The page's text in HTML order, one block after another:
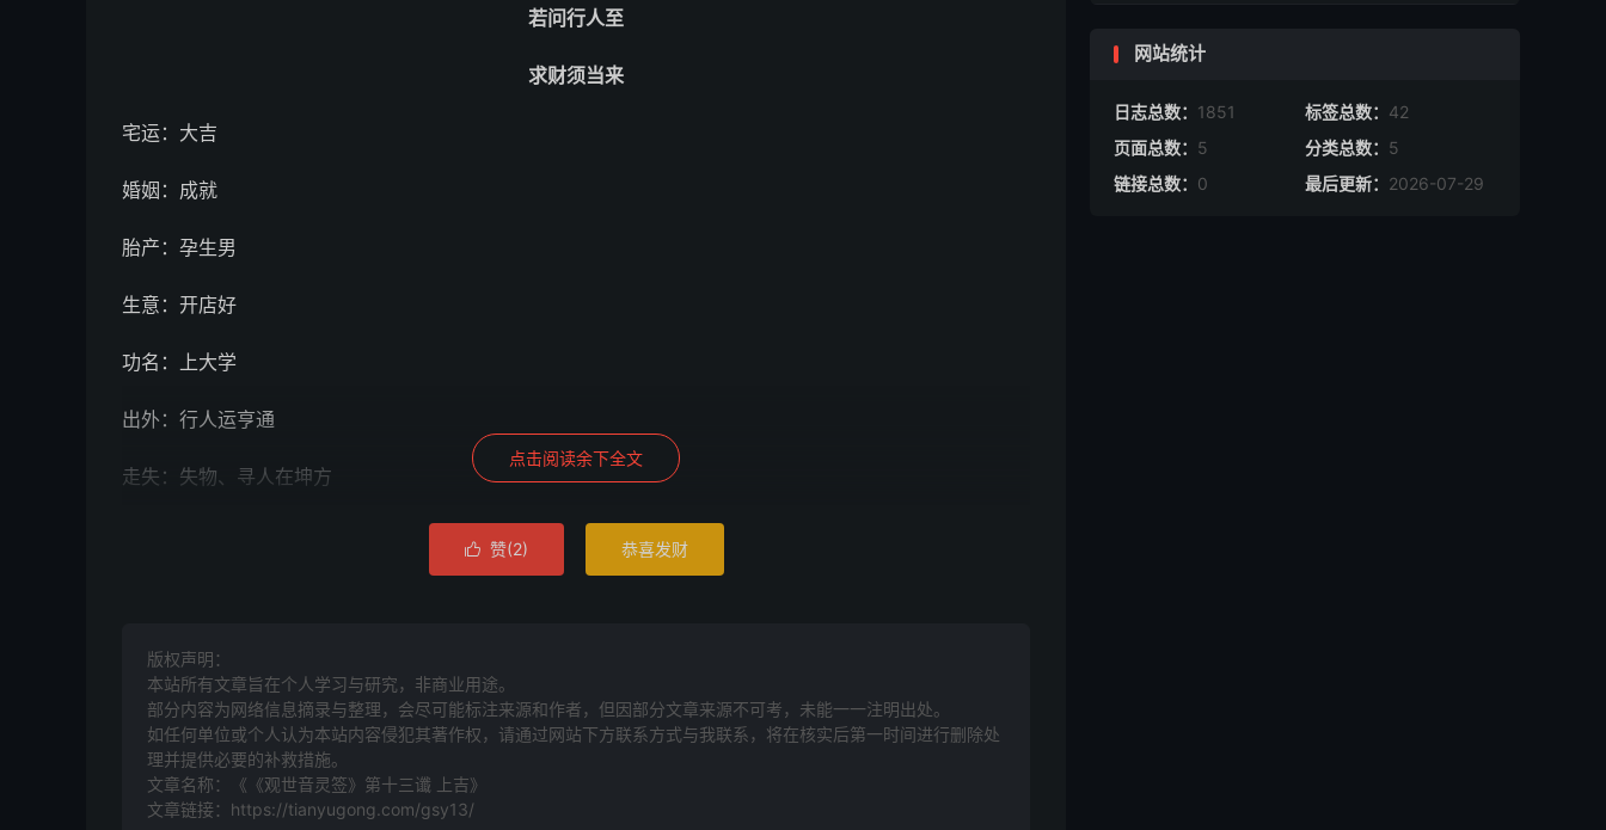
若问行人至
求财须当来
宅运：大吉
婚姻：成就
胎产：孕生男
生意：开店好
功名：上大学
出外：行人运亨通
走失：失物、寻人在坤方
占病：干犯东北方，出酗酒恍惚闹事，起因得病，冲杨府部下，硐内山魈、五鬼、外神、飞砂走石、
身，身体欠佳，寒热交煎，冷痰，火迷心，四肢乏力，颠倒糊语，肚中腰部疼痛，心头廹作，冲横路男家先
作弄，床内久年碗瓷器，可以移动，宜用谢外神草船桃茅收扫，老人求寿祈安平安
小儿：冲东北方，游嬉夫人、迷魂童子、五通圣王，病不时发热，骨节抽筋，有痰症，眩迷青惊，内外小儿
亡女家先一口作祟，宜收魂，经文祭家先吉
点击阅读余下全文
 赞(2) 恭喜发财
版权声明：
本站所有文章旨在个人学习与研究，非商业用途。
部分内容为网络信息摘录与整理，会尽可能标注来源和作者，但因部分文章来源不可考，未能一一注明出处。
如任何单位或个人认为本站内容侵犯其著作权，请通过网站下方联系方式与我联系​​，将在核实后第一时间进行删除处
理并提供必要的补救措施。
文章名称：《《观世音灵签》第十三谶 上吉》
文章链接： https://tianyugong.com/gsy13/
网站统计
日志总数： 1851 标签总数： 42
页面总数： 5 分类总数： 5
链接总数： 0 最后更新： 2026-07-29